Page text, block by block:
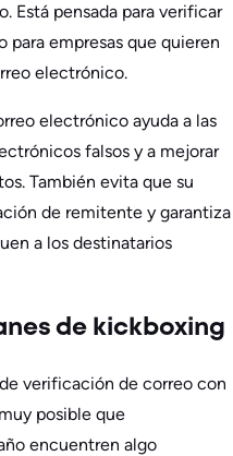
Está pensada para verificar
empresas que quieren
electrónico.
electrónico ayuda a las
falsos y a mejorar
También evita que su
de remitente y garantiza
a los destinatarios
de kickboxing
verificación de correo con
posible que
encuentren algo